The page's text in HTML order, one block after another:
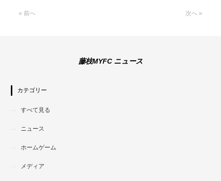
« 前へ 次へ »
藤枝MYFC ニュース
カテゴリー
すべて見る
ニュース
ホームゲーム
メディア